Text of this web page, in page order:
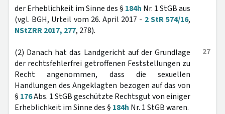
der Erheblichkeit im Sinne des § 184h Nr. 1 StGB aus
(vgl. BGH, Urteil vom 26. April 2017 - 2 StR 574/16,
NStZRR 2017, 277, 278).
27
(2) Danach hat das Landgericht auf der Grundlage
der rechtsfehlerfrei getroffenen Feststellungen zu
Recht angenommen, dass die sexuellen
Handlungen des Angeklagten bezogen auf das von
§ 176Abs. 1 StGB geschützte Rechtsgut von einiger
Erheblichkeit im Sinne des § 184h Nr. 1 StGB waren.